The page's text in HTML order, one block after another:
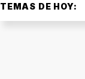
TEMAS DE HOY: